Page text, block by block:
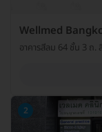
Wellmed
อาคารสีลม 64 ชั้น 3 ถ.
2